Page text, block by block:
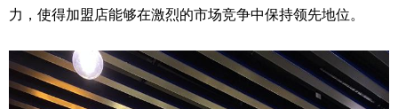
力，使得加盟店能够在激烈的市场竞争中保持领先地位。